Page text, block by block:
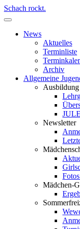
Schach rockt.
News
Aktuelles
Terminliste
Archiv
Allgemeine
Ausbildung
Newsletter
Mädchen-